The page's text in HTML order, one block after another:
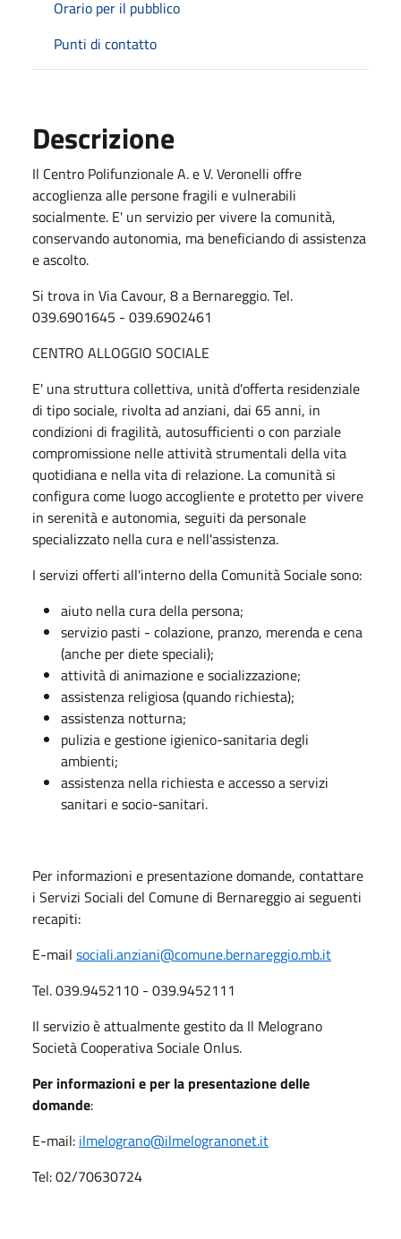
Orario per il pubblico
Punti di contatto
Descrizione
Il Centro Polifunzionale A. e V. Veronelli offre
accoglienza alle persone fragili e vulnerabili
socialmente. E' un servizio per vivere la comunità,
conservando autonomia, ma beneficiando di assistenza
e ascolto.
Si trova in Via Cavour, 8 a Bernareggio. Tel.
039.6901645 - 039.6902461
CENTRO ALLOGGIO SOCIALE
E' una struttura collettiva, unità d'offerta residenziale
di tipo sociale, rivolta ad anziani, dai 65 anni, in
condizioni di fragilità, autosufficienti o con parziale
compromissione nelle attività strumentali della vita
quotidiana e nella vita di relazione. La comunità si
configura come luogo accogliente e protetto per vivere
in serenità e autonomia, seguiti da personale
specializzato nella cura e nell'assistenza.
I servizi offerti all'interno della Comunità Sociale sono:
aiuto nella cura della persona;
servizio pasti - colazione, pranzo, merenda e cena
(anche per diete speciali);
attività di animazione e socializzazione;
assistenza religiosa (quando richiesta);
assistenza notturna;
pulizia e gestione igienico-sanitaria degli
ambienti;
assistenza nella richiesta e accesso a servizi
sanitari e socio-sanitari.
Per informazioni e presentazione domande, contattare
i Servizi Sociali del Comune di Bernareggio ai seguenti
recapiti:
E-mail sociali.anziani@comune.bernareggio.mb.it
Tel. 039.9452110 - 039.9452111
Il servizio è attualmente gestito da Il Melograno
Società Cooperativa Sociale Onlus.
Per informazioni e per la presentazione delle
domande:
E-mail: ilmelograno@ilmelogranonet.it
Tel: 02/70630724